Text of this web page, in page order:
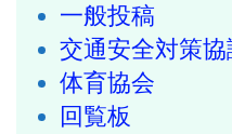
一般投稿
交通安全対策協
体育協会
回覧板